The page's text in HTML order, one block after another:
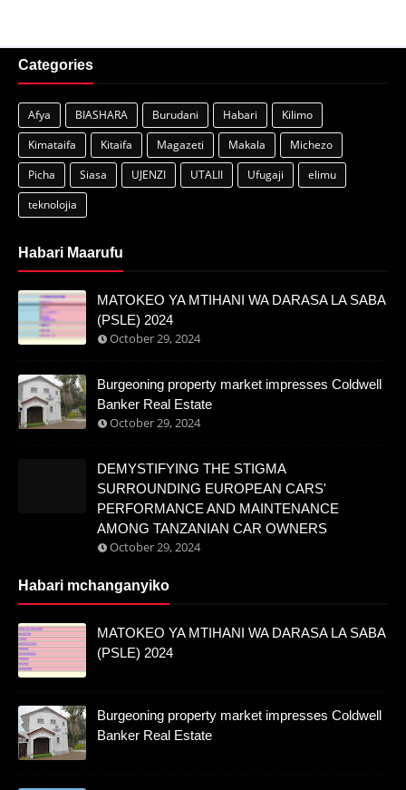
Categories
Afya BIASHARA Burudani Habari
Kilimo
Kimataifa
Kitaifa Magazeti Makala
Michezo
Picha
Siasa UJENZI UTALII Ufugaji
elimu
teknolojia
Habari Maarufu
MATOKEO YA MTIHANI WA DARASA LA SABA
(PSLE) 2024
October 29, 2024
Burgeoning property market impresses Coldwell
Banker Real Estate
October 29, 2024
DEMYSTIFYING THE STIGMA
SURROUNDING EUROPEAN CARS'
PERFORMANCE AND MAINTENANCE
AMONG TANZANIAN CAR OWNERS
October 29, 2024
Habari mchanganyiko
MATOKEO YA MTIHANI WA DARASA LA SABA
(PSLE) 2024
Burgeoning property market impresses Coldwell
Banker Real Estate